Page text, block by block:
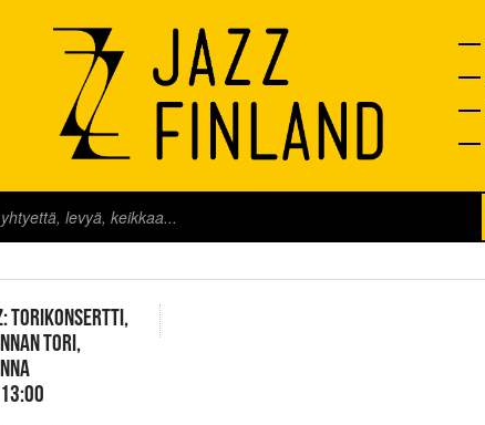
LIVE
TORIKONSERTTI,
TORI,